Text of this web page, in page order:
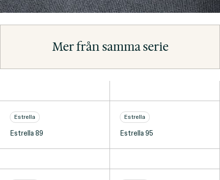
Mer från samma serie
Estrella
Estrella 89
Estrella
Estrella 95